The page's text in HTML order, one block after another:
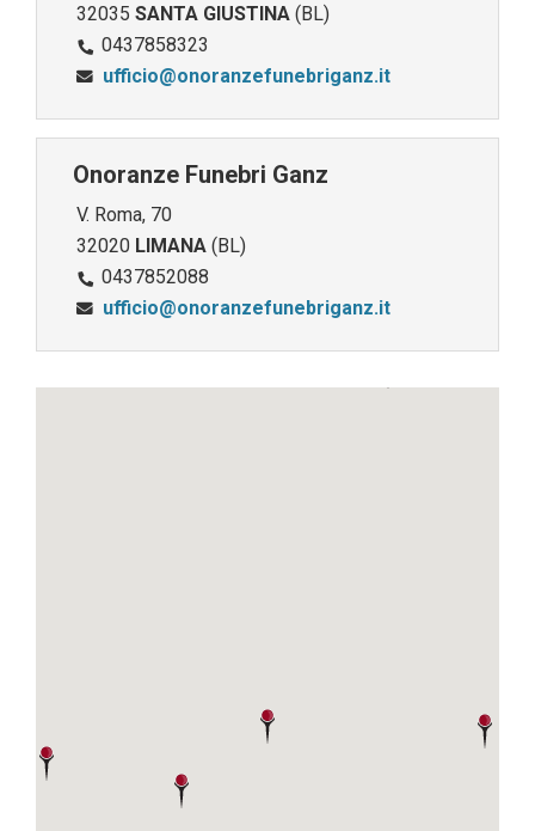
32035 SANTA GIUSTINA (BL)
0437858323
ufficio@onoranzefunebriganz.it
Onoranze Funebri Ganz
V. Roma, 70
32020 LIMANA (BL)
0437852088
ufficio@onoranzefunebriganz.it